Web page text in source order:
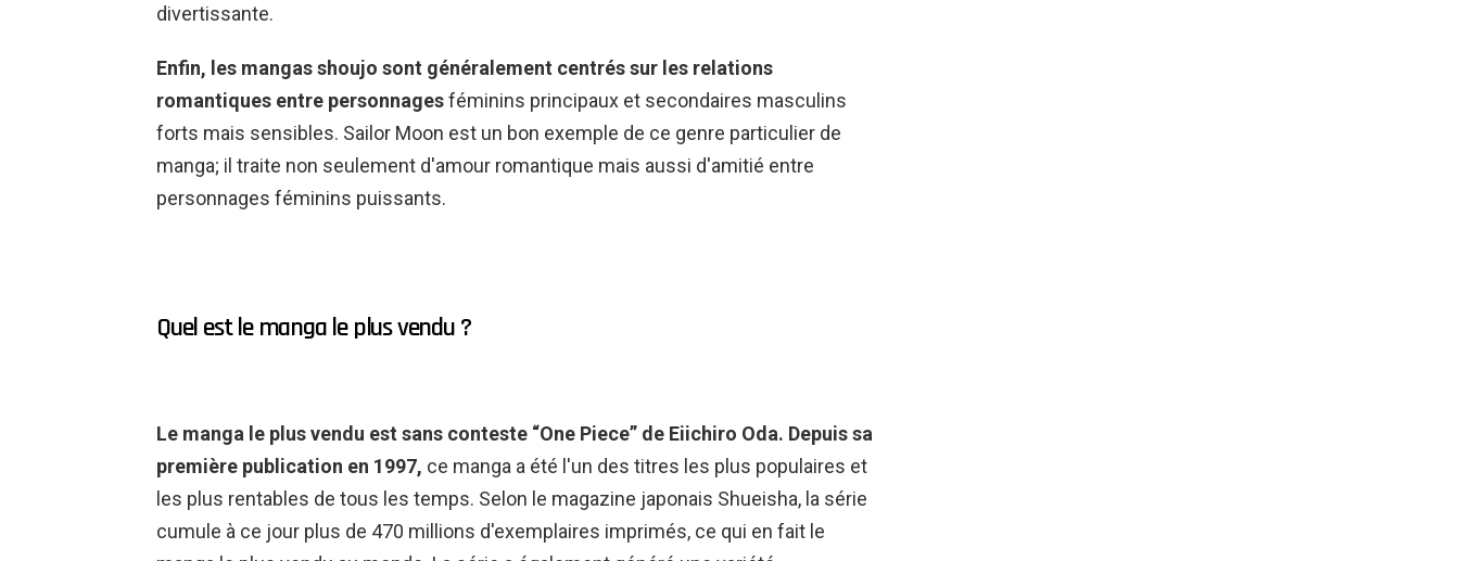
divertissante.
Enfin, les mangas shoujo sont généralement centrés sur les relations
romantiques entre personnagesféminins principaux et secondaires masculins
forts mais sensibles. Sailor Moon est un bon exemple de ce genre particulier de
manga; il traite non seulement d'amour romantique mais aussi d'amitié entre
personnages féminins puissants.
Quel est le manga le plus vendu ?
Le manga le plus vendu est sans conteste “One Piece” de Eiichiro Oda. Depuis sa
première publication en 1997, ce manga a été l'un des titres les plus populaires et
les plus rentables de tous les temps. Selon le magazine japonais Shueisha, la série
cumule à ce jour plus de 470 millions d'exemplaires imprimés, ce qui en fait le